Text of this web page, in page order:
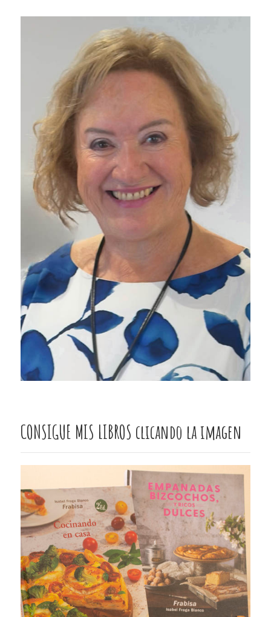
CONSIGUE MIS LIBROS clicando la imagen